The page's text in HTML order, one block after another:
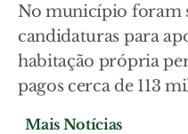
No município foram
candidaturas para
habitação própria
pagos cerca de 113
Mais Notícias